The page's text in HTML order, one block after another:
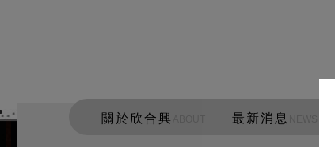
關於欣合興 最新消息